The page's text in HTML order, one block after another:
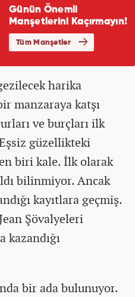
harika
manzaraya katşı
ve burçları ilk
güzellikteki
biri kale. İlk olarak
bilinmiyor. Ancak
kayıtlara geçmiş.
Şövalyeleri
kazandığı
bir ada bulunuyor.